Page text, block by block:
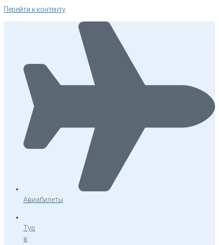
Перейти к контенту
Авиабилеты
Тур
в